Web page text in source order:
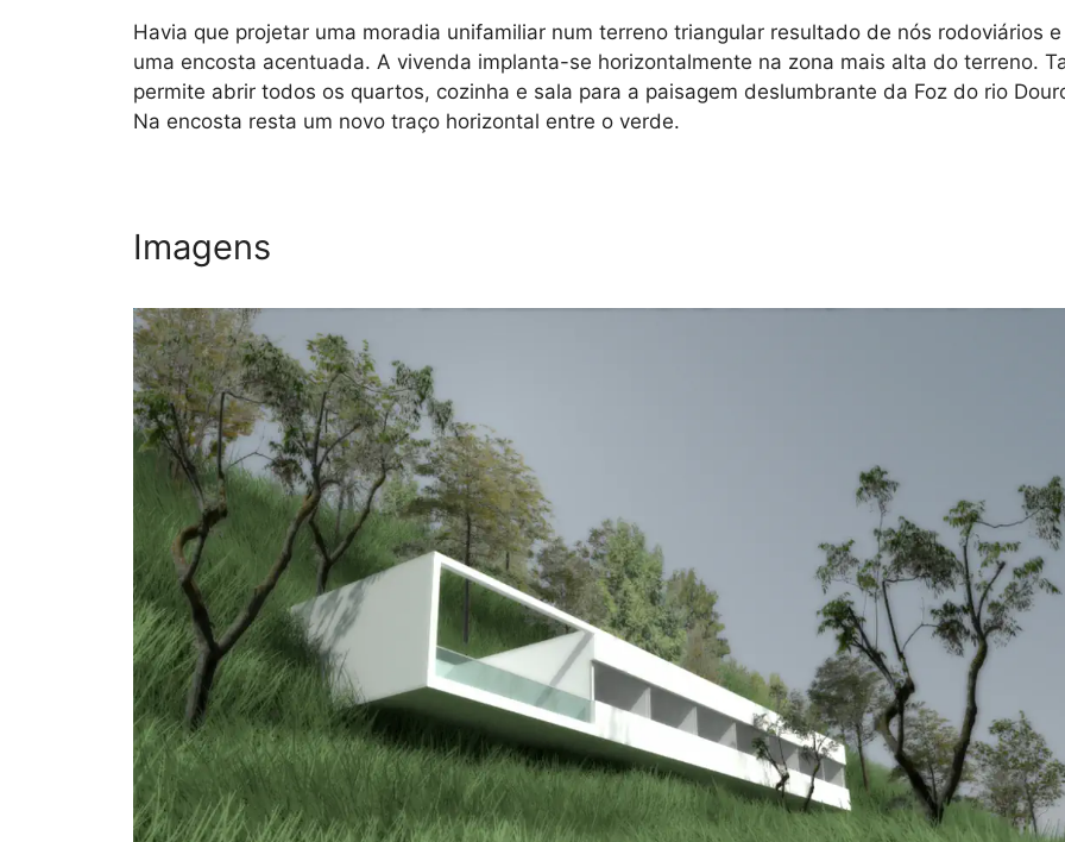
Havia que projetar uma moradia unifamiliar num terreno triangular resultado de nós rodoviários e
uma encosta acentuada. A vivenda implanta-se horizontalmente na zona mais alta do terreno.
permite abrir todos os quartos, cozinha e sala para a paisagem deslumbrante da Foz do rio
Na encosta resta um novo traço horizontal entre o verde.
Imagens